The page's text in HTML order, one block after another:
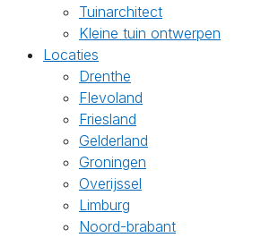
Tuinarchitect
Kleine tuin ontwerpen
Locaties
Drenthe
Flevoland
Friesland
Gelderland
Groningen
Overijssel
Limburg
Noord-brabant